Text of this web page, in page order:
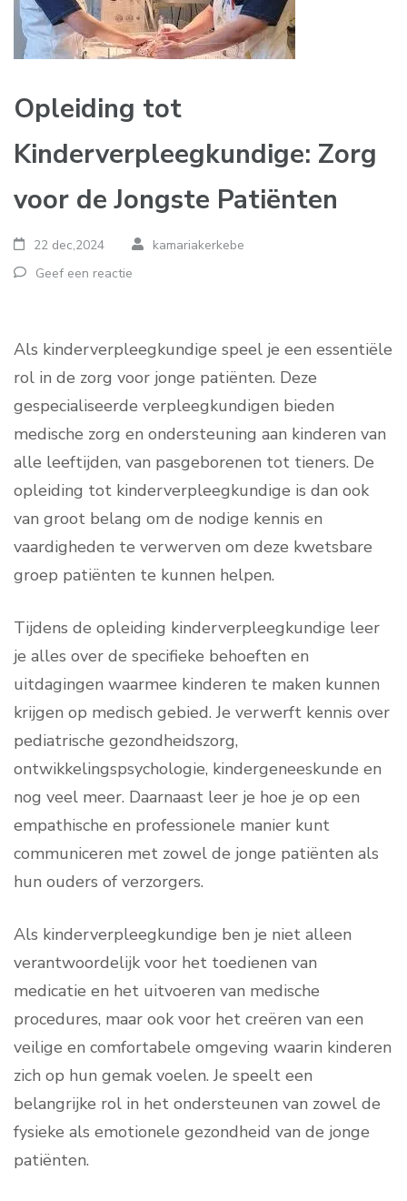
Opleiding tot
Kinderverpleegkundige: Zorg
voor de Jongste Patiënten
22 dec,2024
kamariakerkebe
Geef een reactie
Als kinderverpleegkundige speel je een essentiële
rol in de zorg voor jonge patiënten. Deze
gespecialiseerde verpleegkundigen bieden
medische zorg en ondersteuning aan kinderen van
alle leeftijden, van pasgeborenen tot tieners. De
opleiding tot kinderverpleegkundige is dan ook
van groot belang om de nodige kennis en
vaardigheden te verwerven om deze kwetsbare
groep patiënten te kunnen helpen.
Tijdens de opleiding kinderverpleegkundige leer
je alles over de specifieke behoeften en
uitdagingen waarmee kinderen te maken kunnen
krijgen op medisch gebied. Je verwerft kennis over
pediatrische gezondheidszorg,
ontwikkelingspsychologie, kindergeneeskunde en
nog veel meer. Daarnaast leer je hoe je op een
empathische en professionele manier kunt
communiceren met zowel de jonge patiënten als
hun ouders of verzorgers.
Als kinderverpleegkundige ben je niet alleen
verantwoordelijk voor het toedienen van
medicatie en het uitvoeren van medische
procedures, maar ook voor het creëren van een
veilige en comfortabele omgeving waarin kinderen
zich op hun gemak voelen. Je speelt een
belangrijke rol in het ondersteunen van zowel de
fysieke als emotionele gezondheid van de jonge
patiënten.